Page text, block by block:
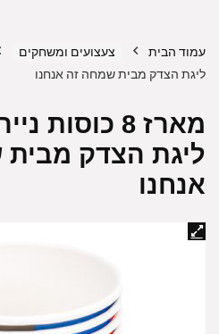
עמוד הבית צעצועים ומשחקים
ליגת הצדק מבית שמחה זה אנחנו
ליגת הצדק
אנחנו